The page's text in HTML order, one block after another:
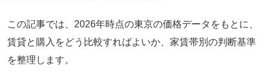
この記事では、2026年時点の東京の価格データをもとに、
賃貸と購入をどう比較すればよいか、家賃帯別の判断基準
を整理します。